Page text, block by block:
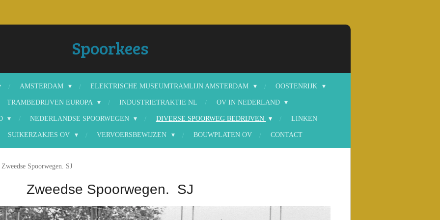
Spoorkees
AMSTERDAM ELEKTRISCHE MUSEUMTRAMLIJN AMSTERDAM OOSTENRIJK
TRAMBEDRIJVEN EUROPA INDUSTRIETRAKTIE NL OV IN NEDERLAND
NEDERLANDSE SPOORWEGEN DIVERSE SPOORWEG BEDRIJVEN LINKEN
SUIKERZAKJES OV VERVOERSBEWIJZEN BOUWPLATEN OV CONTACT
Zweedse Spoorwegen. SJ
Zweedse Spoorwegen. SJ